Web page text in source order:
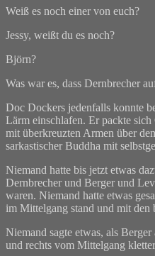
Weiß es noch einer von euch?
Jessy, weißt du es noch?
Björn?
Was war es, dass Dernbrecher
Doc Dockers jedenfalls konnte
Lärm einschlafen. Er packte
mit überkreuzten Armen über
sarkastischer Buddha mit
Niemand hatte bis jetzt etwas
Dernbrecher und Berger und
waren. Niemand hatte etwas
im Mittelgang stand und mit
Niemand sagte etwas, als
und rechts vom Mittelgang